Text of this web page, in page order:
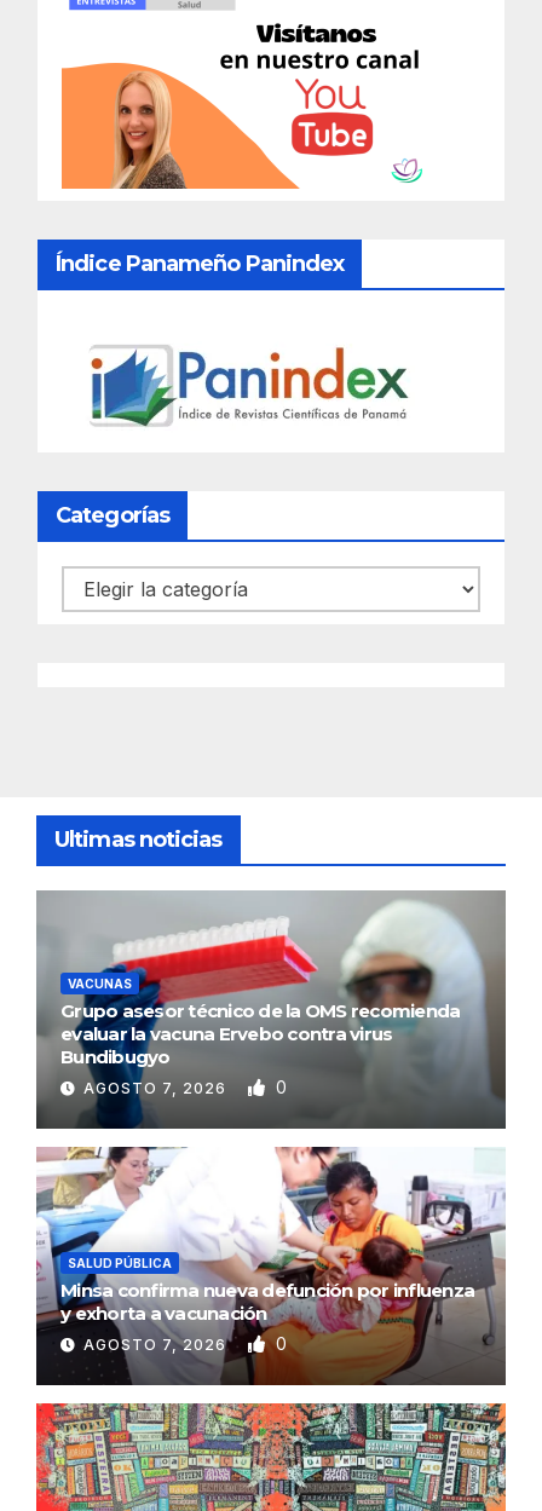
Índice Panameño Panindex
Categorías
Categorías
Ultimas noticias
VACUNAS
Grupo asesor técnico de la OMS recomienda
evaluar la vacuna Ervebo contra virus
Bundibugyo
AGOSTO 7, 2026 0
SALUD PÚBLICA
Minsa confirma nueva defunción por influenza
y exhorta a vacunación
AGOSTO 7, 2026 0